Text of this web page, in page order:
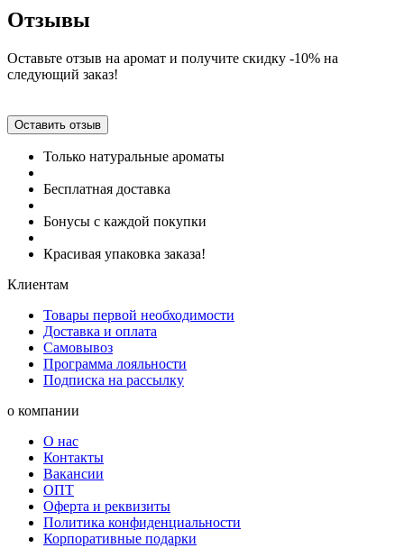
Отзывы
Оставьте отзыв на аромат и получите скидку -10% на
следующий заказ!
Оставить отзыв
Только натуральные ароматы
Бесплатная доставка
Бонусы с каждой покупки
Красивая упаковка заказа!
Клиентам
Товары первой необходимости
Доставка и оплата
Самовывоз
Программа лояльности
Подписка на рассылку
о компании
О нас
Контакты
Вакансии
ОПТ
Оферта и реквизиты
Политика конфиденциальности
Корпоративные подарки